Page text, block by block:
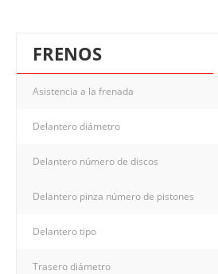
FRENOS
Asistencia a la frenada
Delantero diámetro
Delantero número de discos
Delantero pinza número de pistones
Delantero tipo
Trasero diámetro